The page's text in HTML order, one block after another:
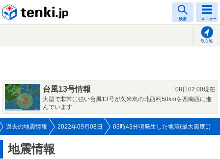
検索 メニュー
現在地
台風13号情報
08日02:00現在
大型で非常に強い台風13号が久米島の北西約50kmを西南西に進
んでいます
過去の地震情報 2022年09月08日 03時43分頃発生した地震(最大震度1)
地震情報